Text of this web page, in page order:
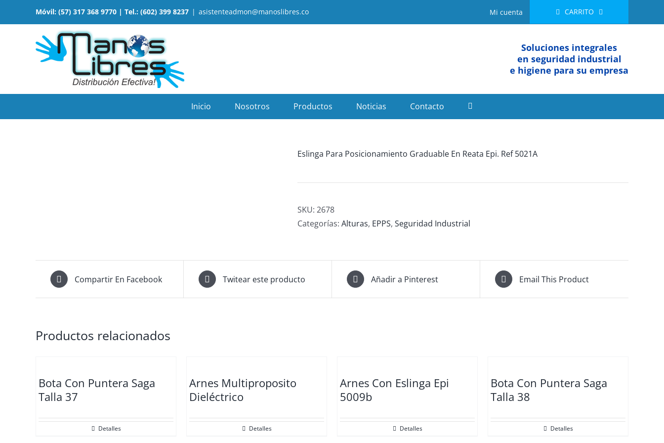
Móvil: (57) 317 368 9770 | Tel.: (602) 399 8237 | asistenteadmon@manoslibres.co Mi cuenta CARRITO
Soluciones integrales
en seguridad industrial
e higiene para su empresa
Inicio Nosotros Productos Noticias Contacto
Eslinga Para Posicionamiento Graduable En Reata Epi. Ref 5021A
SKU: 2678
Categorías: Alturas, EPPS, Seguridad Industrial
Compartir En Facebook Twitear este producto Añadir a Pinterest Email This Product
Productos relacionados
Bota Con Puntera Saga
Talla 37
Detalles
Arnes Multiproposito
Dieléctrico
Detalles
Arnes Con Eslinga Epi
5009b
Detalles
Bota Con Puntera Saga
Talla 38
Detalles